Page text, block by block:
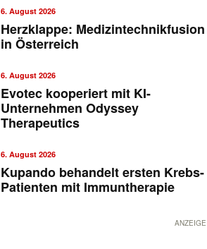
6. August 2026
Herzklappe: Medizintechnikfusion
in Österreich
6. August 2026
Evotec kooperiert mit KI-
Unternehmen Odyssey
Therapeutics
6. August 2026
Kupando behandelt ersten Krebs-
Patienten mit Immuntherapie
ANZEIGE